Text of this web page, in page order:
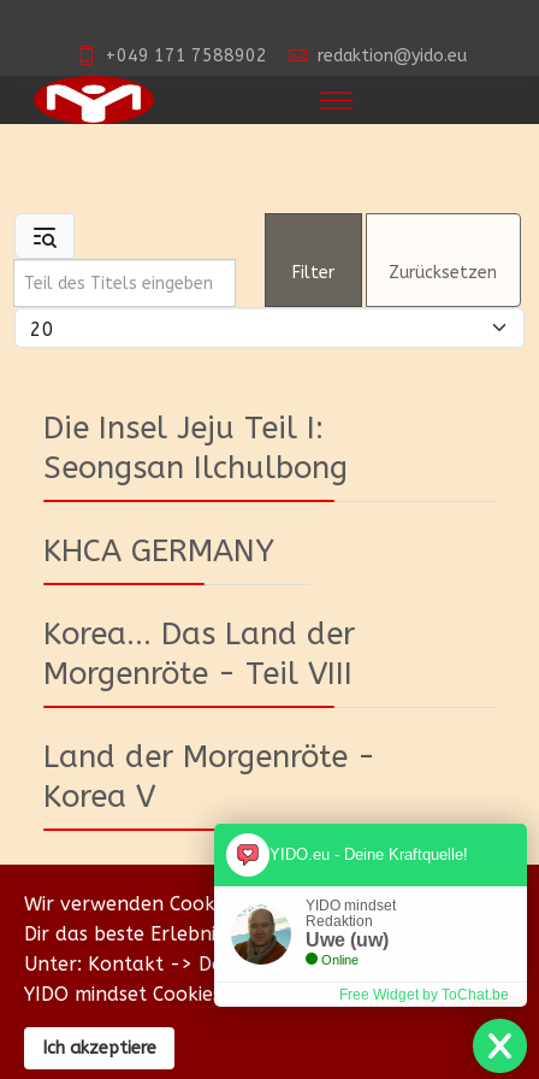
+049 171 7588902 redaktion@yido.eu
Teil des Titels eingeben
Filter Zurücksetzen
Anzeige #
Die Insel Jeju Teil I:
Seongsan Ilchulbong
KHCA GERMANY
Korea... Das Land der
Morgenröte - Teil VIII
Land der Morgenröte -
Korea V
© {2018-2026} Homepage & Eigenverlag von Uwe
Wischhöfer Coachings - YIDO mind & body
Wir verwenden Cookies, um sicherzustellen, dass wir
Dir das beste Erlebnis auf unserer Website bieten.
Unter: Kontakt -> Datenschutz erklären wir Dir, wie
YIDO mindset Cookies verwendet.
Ich akzeptiere
YIDO.eu - Deine Kraftquelle!
YIDO mindset
Redaktion
Uwe (uw)
Online
Free Widget by ToChat.be